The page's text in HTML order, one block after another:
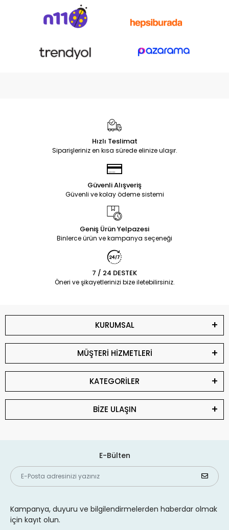
Hızlı Teslimat
Siparişleriniz en kısa sürede elinize ulaşır.
Güvenli Alışveriş
Güvenli ve kolay ödeme sistemi
Geniş Ürün Yelpazesi
Binlerce ürün ve kampanya seçeneği
7 / 24 DESTEK
Öneri ve şikayetlerinizi bize iletebilirsiniz.
KURUMSAL
MÜŞTERİ HİZMETLERİ
KATEGORİLER
BİZE ULAŞIN
E-Bülten
Kampanya, duyuru ve bilgilendirmelerden haberdar olmak
için kayıt olun.